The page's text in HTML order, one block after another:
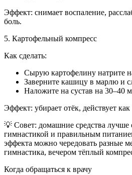
Эффект: снимает воспаление,
боль.
5. Картофельный компресс
Как сделать:
Сырую картофелину натрите
Заверните кашицу в марлю и
Наложите на сустав на 30–40
Эффект: убирает отёк, действует
💡 Совет: домашние средства лучше
гимнастикой и правильным
эффекта можно чередовать разные
гимнастика, вечером тёплый
Когда обращаться к врачу